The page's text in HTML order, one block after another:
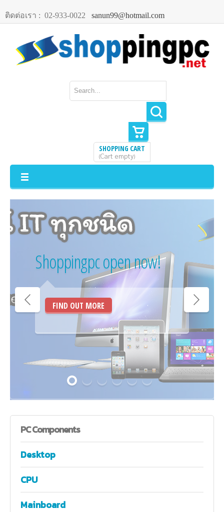
ติดต่อเรา : 02-933-0022 sanun99@hotmail.com
SHOPPING CART
(Cart empty)
Shoppingpc open now!
FIND OUT MORE
PCComponents
Desktop
CPU
Mainboard